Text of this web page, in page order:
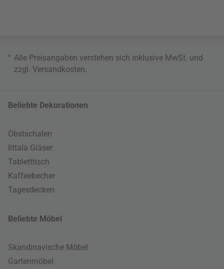
* Alle Preisangaben verstehen sich inklusive MwSt. und
zzgl. Versandkosten
Beliebte Dekorationen
Obstschalen
Iittala Gläser
Tabletttisch
Kaffeebecher
Tagesdecken
Beliebte Möbel
Skandinavische Möbel
Gartenmöbel